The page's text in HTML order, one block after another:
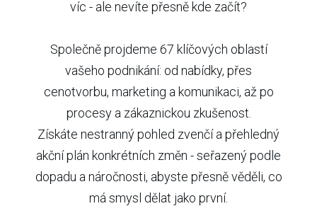
víc - ale nevíte přesně kde začít?
Společně projdeme 67 klíčových oblastí
vašeho podnikání: od nabídky, přes
cenotvorbu, marketing a komunikaci, až po
procesy a zákaznickou zkušenost.
Získáte nestranný pohled zvenčí a přehledný
akční plán konkrétních změn - seřazený podle
dopadu a náročnosti, abyste přesně věděli, co
má smysl dělat jako první.